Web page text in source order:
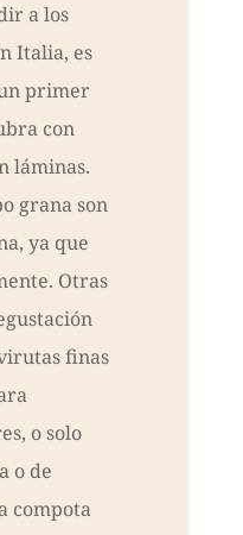
a los
Italia, es
primer
con
láminas.
grana son
ya que
Otras
finas
o solo
o de
compota